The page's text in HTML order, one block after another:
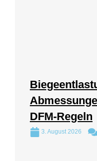
DFM-Regeln
3. August 2026